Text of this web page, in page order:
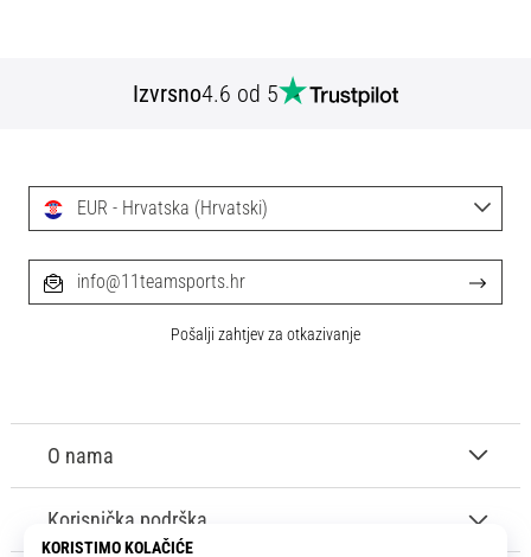
Izvrsno4.6 od 5
O nama
Korisnička podrška
EUR - Hrvatska (Hrvatski)
info@11teamsports.hr
Pošalji zahtjev za otkazivanje